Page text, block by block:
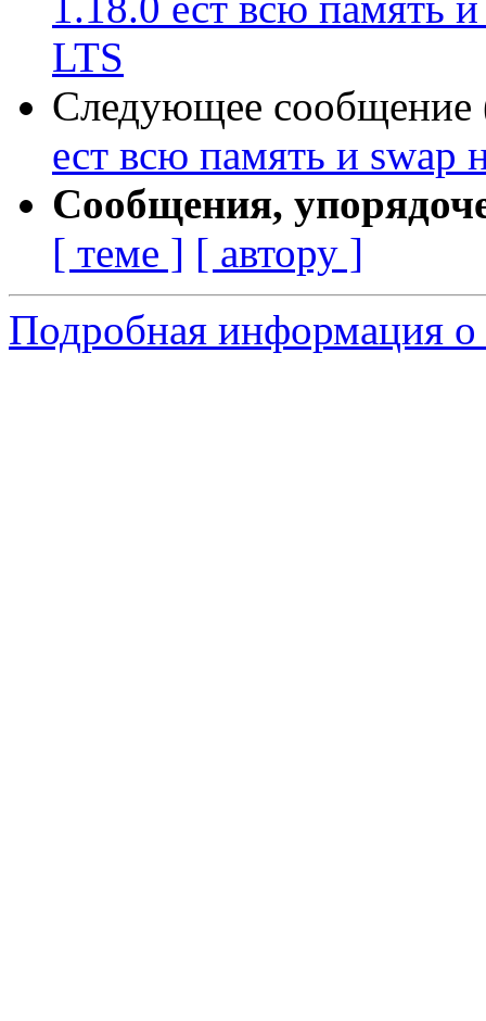
LTS
Следующее сообщение
ест всю память и swap
Сообщения,
[ теме ] [ автору ]
Подробная информация